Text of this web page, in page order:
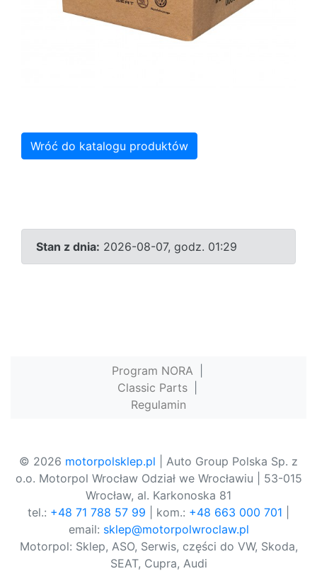
Wróć do katalogu produktów
Stan z dnia: 2026-08-07, godz. 01:29
Program NORA
Classic Parts
Regulamin
© 2026 motorpolsklep.pl | Auto Group Polska Sp. z
o.o. Motorpol Wrocław Odział we Wrocławiu | 53-015
Wrocław, al. Karkonoska 81
tel.: +48 71 788 57 99 | kom.: +48 663 000 701
email: sklep@motorpolwroclaw.pl
Motorpol: Sklep, ASO, Serwis, części do VW, Skoda,
SEAT, Cupra, Audi